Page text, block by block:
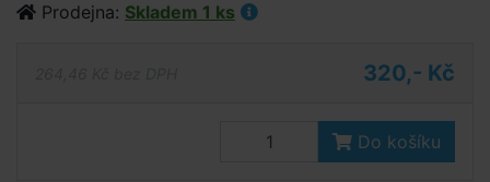
Prodejna: Skladem 1 ks
320,- Kč
Do košíku